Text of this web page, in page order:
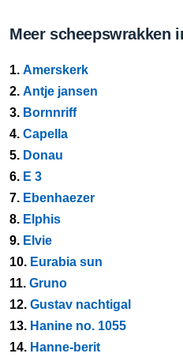
Meer scheepswrakken
1. Amerskerk
2. Antje jansen
3. Bornnriff
4. Capella
5. Donau
6. E 3
7. Ebenhaezer
8. Elphis
9. Elvie
10. Eurabia sun
11. Gruno
12. Gustav nachtigal
13. Hanine no. 1055
14. Hanne-berit